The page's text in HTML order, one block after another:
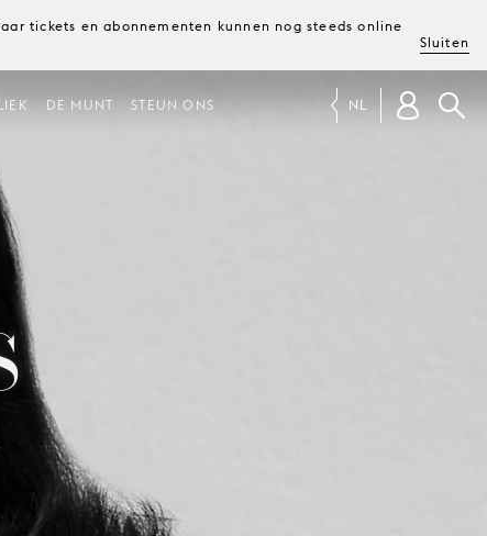
tickets en abonnementen kunnen nog steeds online
Sluiten
DE MUNT STEUN ONS NL